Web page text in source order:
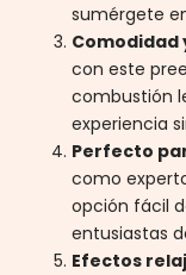
sumérgete
Comodidad
con este
combustión
experiencia
Perfecto
como
opción fácil
entusiastas
Efectos